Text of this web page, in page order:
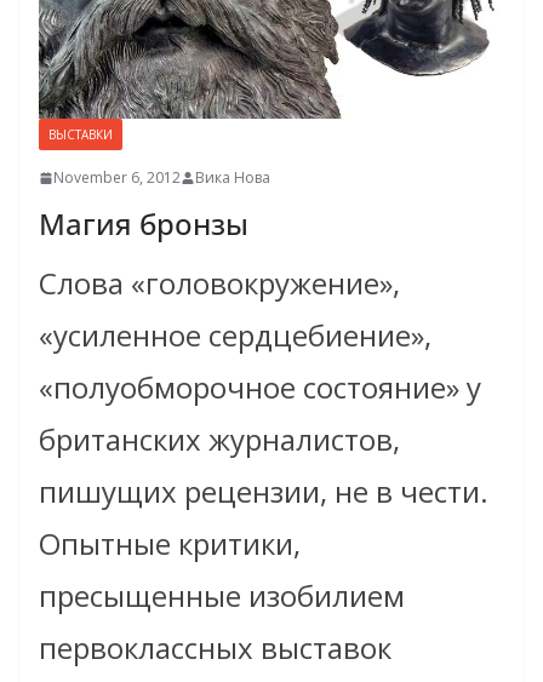
ВЫСТАВКИ
November 6, 2012 Вика Нова
Магия бронзы
Слова «головокружение»,
«усиленное сердцебиение»,
«полуобморочное состояние» у
британских журналистов,
пишущих рецензии, не в чести.
Опытные критики,
пресыщенные изобилием
первоклассных выставок